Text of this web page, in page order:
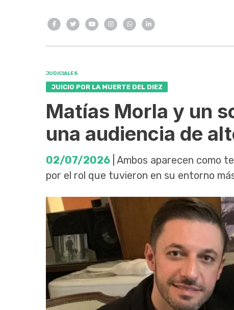
JUDICIALES
JUICIO POR LA MUERTE DEL DIEZ
Matías Morla y un
una audiencia de
02/07/2026 | Ambos aparecen como
por el rol que tuvieron en su entorno